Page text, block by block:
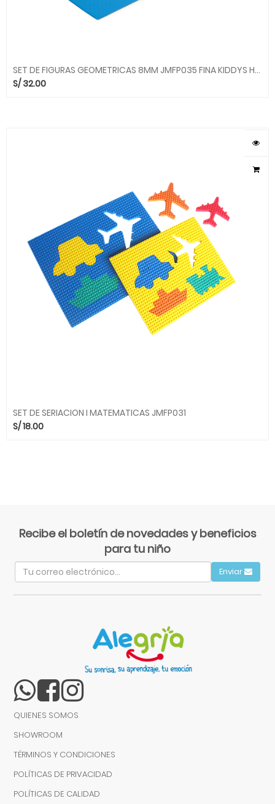
SET DE FIGURAS GEOMETRICAS 8MM JMFP035 FINA KIDDYS HOUSE
S/32.00
SET DE SERIACION I MATEMATICAS JMFP031
S/18.00
Recibe el boletín de novedades y beneficios
para tu niño
Enviar
QUIENES SOMOS
SHOWROOM
TÉRMINOS Y CONDICIONES
POLÍTICAS DE PRIVACIDAD
POLÍTICAS DE CALIDAD